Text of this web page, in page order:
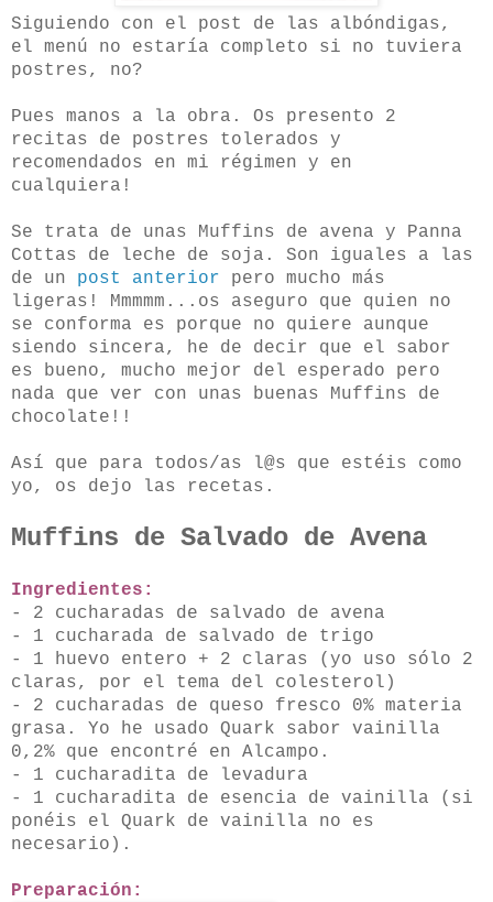
Siguiendo con el post de las albóndigas,
el menú no estaría completo si no tuviera
postres, no?
Pues manos a la obra. Os presento 2
recitas de postres tolerados y
recomendados en mi régimen y en
cualquiera!
Se trata de unas Muffins de avena y Panna
Cottas de leche de soja. Son iguales a las
de un post anterior pero mucho más
ligeras! Mmmmm...os aseguro que quien no
se conforma es porque no quiere aunque
siendo sincera, he de decir que el sabor
es bueno, mucho mejor del esperado pero
nada que ver con unas buenas Muffins de
chocolate!!
Así que para todos/as l@s que estéis como
yo, os dejo las recetas.
Muffins de Salvado de Avena
Ingredientes:
- 2 cucharadas de salvado de avena
- 1 cucharada de salvado de trigo
- 1 huevo entero + 2 claras (yo uso sólo 2
claras, por el tema del colesterol)
- 2 cucharadas de queso fresco 0% materia
grasa. Yo he usado Quark sabor vainilla
0,2% que encontré en Alcampo.
- 1 cucharadita de levadura
- 1 cucharadita de esencia de vainilla (si
ponéis el Quark de vainilla no es
necesario).
Preparación: